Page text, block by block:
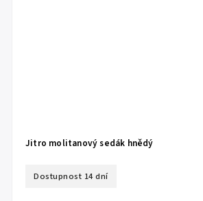
Jitro molitanový sedák hnědý
Dostupnost 14 dní